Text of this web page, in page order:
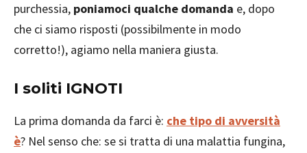
purchessia, poniamoci qualche domanda e, dopo
che ci siamo risposti (possibilmente in modo
corretto!), agiamo nella maniera giusta.
I soliti IGNOTI
La prima domanda da farci è: che tipo di avversità
è? Nel senso che: se si tratta di una malattia fungina,